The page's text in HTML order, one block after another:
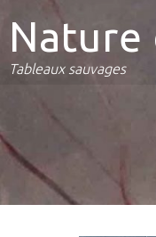
Nature
Tableaux sauvages